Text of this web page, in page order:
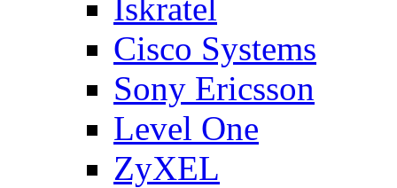
Iskratel
Cisco Systems
Sony Ericsson
Level One
ZyXEL